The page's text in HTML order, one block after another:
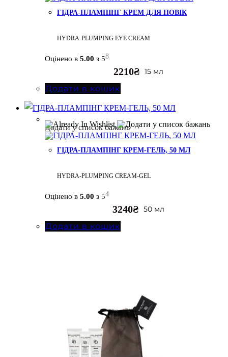
ГІДРА-ПЛАМПІНГ КРЕМ ДЛЯ ПОВІК
HYDRA-PLUMPING EYE CREAM
Оцінено в 5.00 з 58
15 мл
2210₴
Додати в кошик
Додати у список бажань
ГІДРА-ПЛАМПІНГ КРЕМ-ГЕЛЬ, 50 МЛ
HYDRA-PLUMPING CREAM-GEL
Оцінено в 5.00 з 54
50 мл
3240₴
Додати в кошик